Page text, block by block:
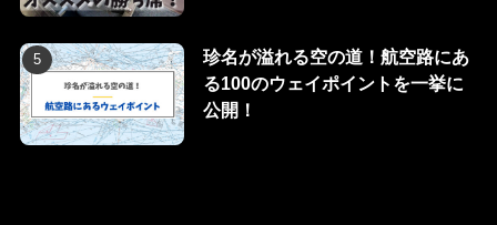
珍名が溢れる空の道！航空路にあ
る100のウェイポイントを一挙に
公開！